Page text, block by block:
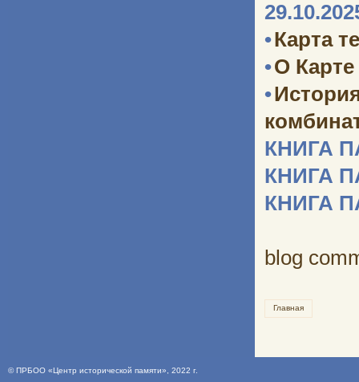
•Карта
•О
•
КНИГА
КНИГА
КНИГА
blog
Главная
©ПРБОО «Центр исторической памяти» , 2022 г.